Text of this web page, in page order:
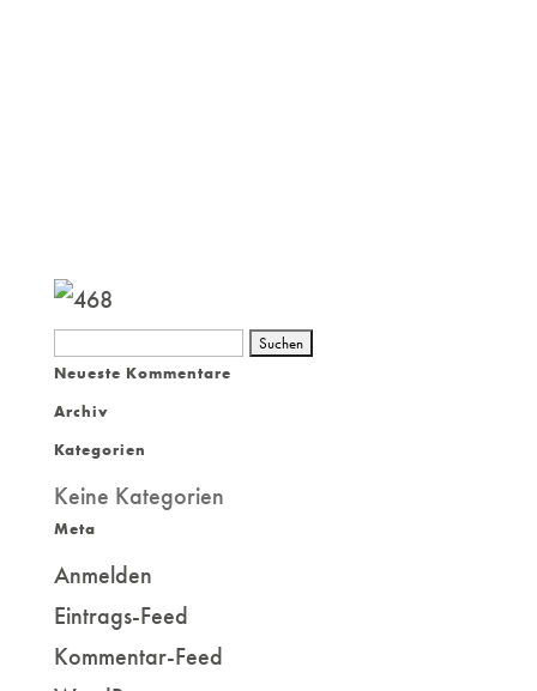
Suchen
nach:
Neueste Kommentare
Archiv
Kategorien
Keine Kategorien
Meta
Anmelden
Eintrags-Feed
Kommentar-Feed